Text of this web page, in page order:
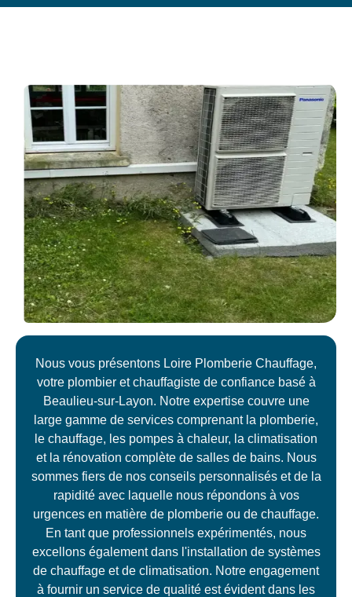
Nous vous présentons Loire Plomberie Chauffage,
votre plombier et chauffagiste de confiance basé à
Beaulieu-sur-Layon. Notre expertise couvre une
large gamme de services comprenant la plomberie,
le chauffage, les pompes à chaleur, la climatisation
et la rénovation complète de salles de bains. Nous
sommes fiers de nos conseils personnalisés et de la
rapidité avec laquelle nous répondons à vos
urgences en matière de plomberie ou de chauffage.
En tant que professionnels expérimentés, nous
excellons également dans l'installation de systèmes
de chauffage et de climatisation. Notre engagement
à fournir un service de qualité est évident dans les